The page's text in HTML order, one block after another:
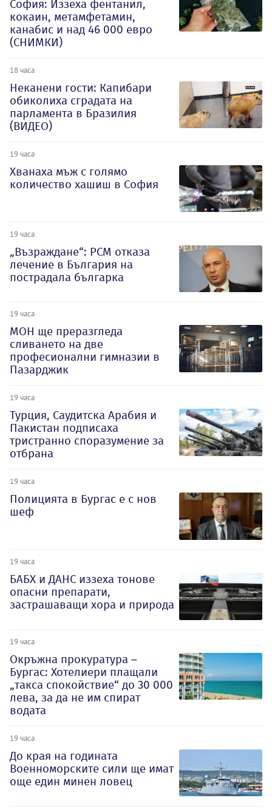
София: Иззеха фентанил,
кокаин, метамфетамин,
канабис и над 46 000 евро
(СНИМКИ)
18 часа
Неканени гости: Капибари
обиколиха сградата на
парламента в Бразилия
(ВИДЕО)
19 часа
Хванаха мъж с голямо
количество хашиш в София
19 часа
„Възраждане“: РСМ отказа
лечение в България на
пострадала българка
19 часа
МОН ще преразгледа
сливането на две
професионални гимназии в
Пазарджик
19 часа
Турция, Саудитска Арабия и
Пакистан подписаха
тристранно споразумение за
отбрана
19 часа
Полицията в Бургас е с нов
шеф
19 часа
БАБХ и ДАНС иззеха тонове
опасни препарати,
застрашаващи хора и природа
19 часа
Окръжна прокуратура –
Бургас: Хотелиери плащали
„такса спокойствие“ до 30 000
лева, за да не им спират
водата
19 часа
До края на годината
Военноморските сили ще имат
още един минен ловец